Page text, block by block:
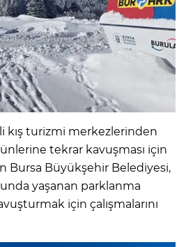
kış turizmi merkezlerinden
tekrar kavuşması için
Bursa Büyükşehir Belediyesi,
yaşanan parklanma
için çalışmalarını